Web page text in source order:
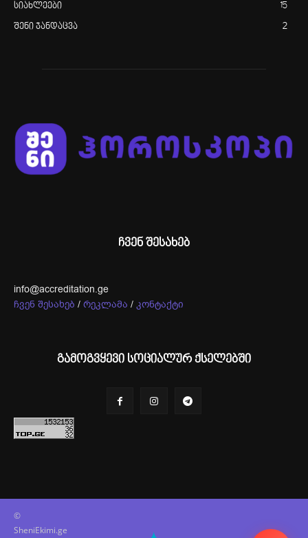
სიახლეები 15
შენი ჯანდაცვა 2
ჩვენ შესახებ
info@accreditation.ge
ჩვენ შესახებ / რეკლამა / კონტაქტი
გამოგვყევი სოციალურ ქსელებში
©
SheniEkimi.ge